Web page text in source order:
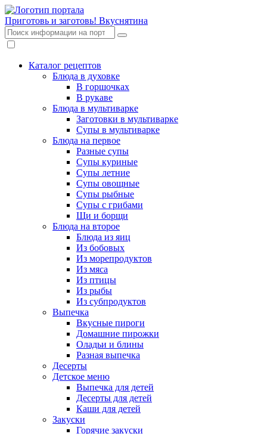
Приготовь и заготовь! Вкуснятина
Каталог рецептов
Блюда в духовке
В горшочках
В рукаве
Блюда в мультиварке
Заготовки в мультиварке
Супы в мультиварке
Блюда на первое
Разные супы
Супы куриные
Супы летние
Супы овощные
Супы рыбные
Супы с грибами
Щи и борщи
Блюда на второе
Блюда из яиц
Из бобовых
Из морепродуктов
Из мяса
Из птицы
Из рыбы
Из субпродуктов
Выпечка
Вкусные пироги
Домашние пирожки
Оладьи и блины
Разная выпечка
Десерты
Детское меню
Выпечка для детей
Десерты для детей
Каши для детей
Закуски
Горячие закуски